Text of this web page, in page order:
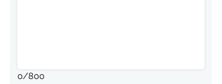
0/800